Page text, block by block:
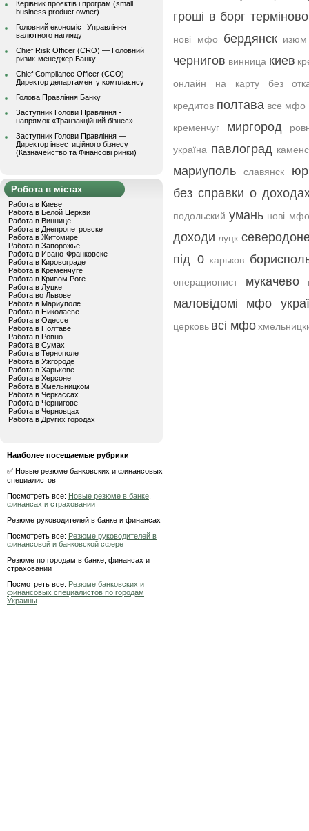
Керівник проєктів і програм (small
business product owner)
Головний економіст Управління
валютного нагляду
Chief Risk Officer (CRO) — Головний
ризик-менеджер Банку
Chief Compliance Officer (CCO) —
Директор департаменту комплаєнсу
Голова Правління Банку
Заступник Голови Правління -
напрямок «Транзакційний бізнес»
Заступник Голови Правління —
Директор інвестиційного бізнесу
(Казначейство та Фінансові ринки)
Робота в містах
Работа в Киеве
Работа в Белой Церкви
Работа в Виннице
Работа в Днепропетровске
Работа в Житомире
Работа в Запорожье
Работа в Ивано-Франковске
Работа в Кировограде
Работа в Кременчуге
Работа в Кривом Роге
Работа в Луцке
Работа во Львове
Работа в Мариуполе
Работа в Николаеве
Работа в Одессе
Работа в Полтаве
Работа в Ровно
Работа в Сумах
Работа в Тернополе
Работа в Ужгороде
Работа в Харькове
Работа в Херсоне
Работа в Хмельницком
Работа в Черкассах
Работа в Чернигове
Работа в Черновцах
Работа в Других городах
Наиболее посещаемые рубрики
✅ Новые резюме банковских и финансовых
специалистов
Посмотреть все: Новые резюме в банке,
финансах и страховании
Резюме руководителей в банке и финансах
Посмотреть все: Резюме руководителей в
финансовой и банковской сфере
Резюме по городам в банке, финансах и
страховании
Посмотреть все: Резюме банковских и
финансовых специалистов по городам
Украины
гроші в борг терміново
нові мфо бердянск изюм
чернигов винница киев
онлайн на карту без
кредитов полтава все мфо
кременчуг миргород
україна павлоград
мариуполь славянск
без справки о
подольский умань нові
доходи луцк
під 0 харьков
операционист мукачево
маловідомі мфо
церковь всі мфо